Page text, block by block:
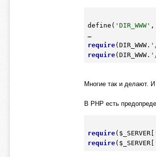
define( 'DIR_WWW' ,
…
require(DIR_WWW.
require(DIR_WWW.
Многие так и делают.
В PHP есть
require( $_SERVER[
require( $_SERVER[